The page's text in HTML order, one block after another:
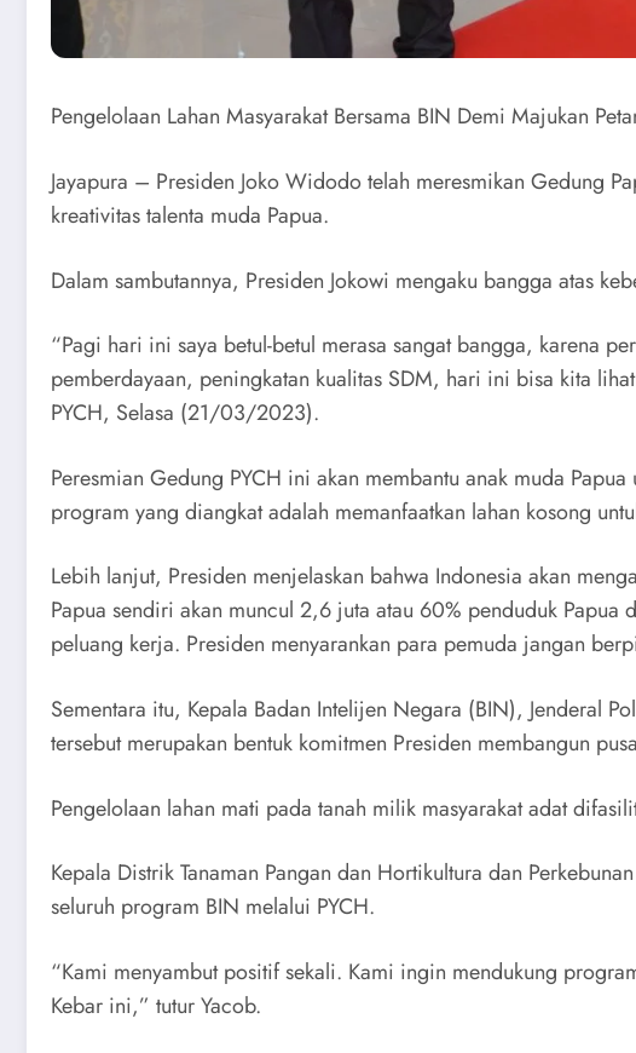
Pengelolaan Lahan Masyarakat Bersama BIN Demi Majukan
Jayapura – Presiden Joko Widodo telah meresmikan Gedung
kreativitas talenta muda Papua.
Dalam sambutannya, Presiden Jokowi mengaku bangga atas
“Pagi hari ini saya betul-betul merasa sangat bangga, karena
pemberdayaan, peningkatan kualitas SDM, hari ini bisa kita
PYCH, Selasa (21/03/2023).
Peresmian Gedung PYCH ini akan membantu anak muda
program yang diangkat adalah memanfaatkan lahan kosong
Lebih lanjut, Presiden menjelaskan bahwa Indonesia akan
Papua sendiri akan muncul 2,6 juta atau 60% penduduk Papua
peluang kerja. Presiden menyarankan para pemuda jangan
Sementara itu, Kepala Badan Intelijen Negara (BIN), Jenderal
tersebut merupakan bentuk komitmen Presiden membangun
Pengelolaan lahan mati pada tanah milik masyarakat adat
Kepala Distrik Tanaman Pangan dan Hortikultura dan
seluruh program BIN melalui PYCH.
“Kami menyambut positif sekali. Kami ingin mendukung
Kebar ini,” tutur Yacob.